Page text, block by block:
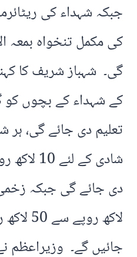
جبکہ شہداء کی
کی مکمل تنخواہ بمعہ
گی۔ شہباز شریف کا
کے شہداء کے بچوں
تعلیم دی جائے گی،
شادی کے
لاکھ
جائیں گے۔ وزیراعظم